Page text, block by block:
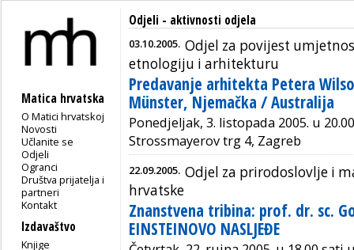
Matica hrvatska
O Matici hrvatskoj
Novosti
Učlanite se
Odjeli
Ogranci
Društva prijatelja i
partneri
Kontakt
Izdavaštvo
Knjige
Odjeli - aktivnosti odjela
03.10.2005. Odjel za povijest
etnologiju i arhitekturu
Predavanje arhitekta Petera
Münster, Njemačka / Australija
Ponedjeljak, 3. listopada 2005. u
Strossmayerov trg 4, Zagreb
22.09.2005. Odjel za prirodoslovlje i
hrvatske
Znanstvena tribina: prof. dr. sc.
EINSTEINOVO NASLJEĐE